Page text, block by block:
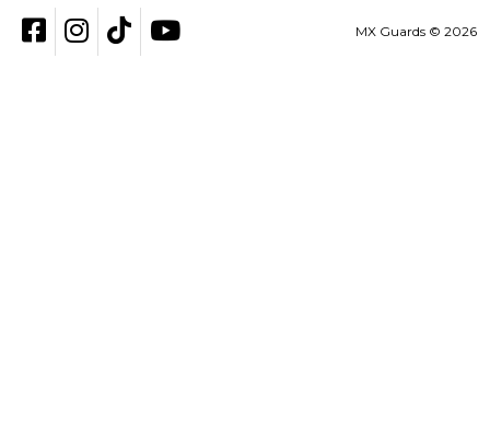
Kövess be Facebookon
Kövess be Instagramon
Kövess be TikTokon
YouTube MX Guards © 2026